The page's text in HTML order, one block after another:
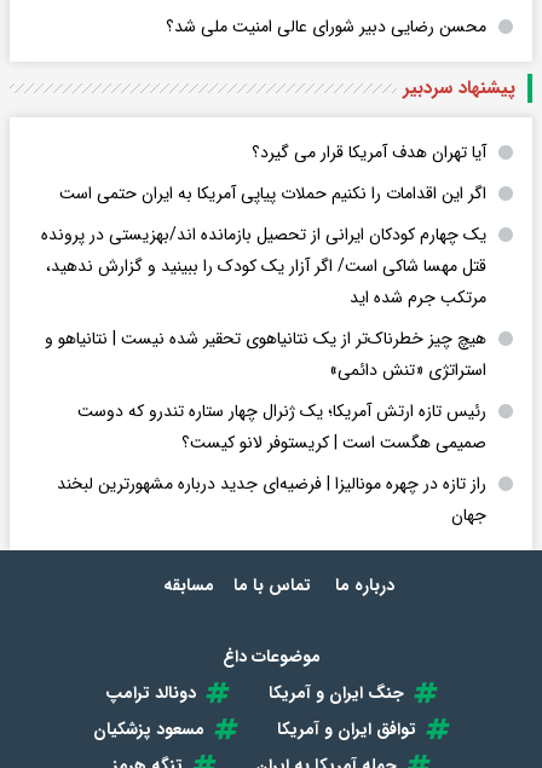
محسن رضایی دبیر شورای عالی امنیت ملی شد؟
پیشنهاد سردبیر
آیا تهران هدف آمریکا قرار می گیرد؟
اگر این اقدامات را نکنیم حملات پیاپی آمریکا به ایران حتمی است
یک چهارم کودکان ایرانی از تحصیل بازمانده اند/بهزیستی در پرونده
قتل مهسا شاکی است/ اگر آزار یک کودک را ببینید و گزارش ندهید،
مرتکب جرم شده اید
هیچ چیز خطرناک‌تر از یک نتانیاهوی تحقیر شده نیست | نتانیاهو و
استراتژی «تنش دائمی»
رئیس تازه ارتش آمریکا؛ یک ژنرال چهار ستاره تندرو که دوست
صمیمی هگست است | کریستوفر لانو کیست؟
راز تازه در چهره مونالیزا | فرضیه‌ای جدید درباره مشهورترین لبخند
جهان
درباره ما تماس با ما مسابقه
موضوعات داغ
جنگ ایران و آمریکا
دونالد ترامپ
توافق ایران و آمریکا
مسعود پزشکیان